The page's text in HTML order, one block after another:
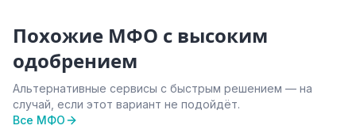
Похожие МФО с высоким
одобрением
Альтернативные сервисы с быстрым решением — на
случай, если этот вариант не подойдёт.
Все МФО